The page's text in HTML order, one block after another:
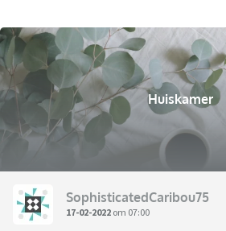
Huiskamer
SophisticatedCaribou75
17-02-2022 om 07:00